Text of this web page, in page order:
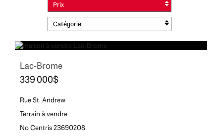
Prix
Catégorie
Lac-Brome
339 000$
Rue St. Andrew
Terrain à vendre
No Centris 23690208